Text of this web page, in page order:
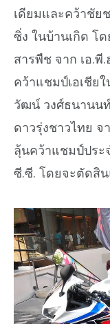
เดียมและคว้าชัย
ซิ่ง ในบ้านเกิด โ
สารพืช จาก เอ.
คว้าแชมป์เอเชีย
วัฒน์ วงศ์ธนานน
ดาวรุ่งชาวไทย จ
ลุ้นคว้าแชมป์ประ
ซี.ซี. โดยจะตัดสิ